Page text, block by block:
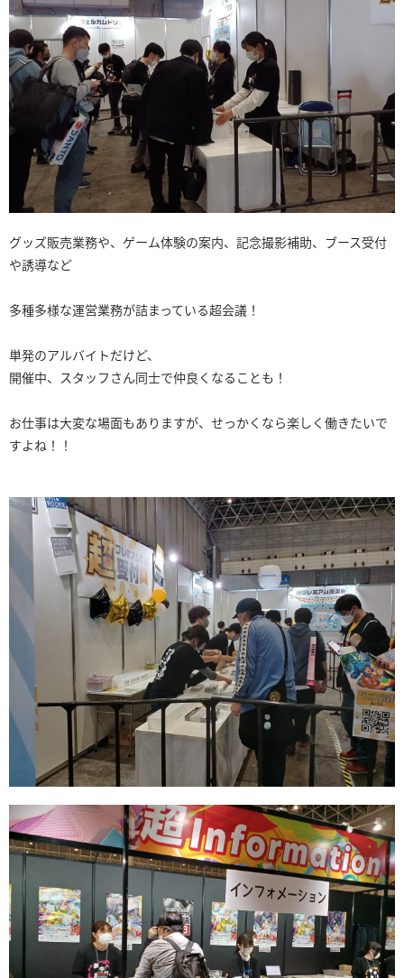
グッズ販売業務や、ゲーム体験の案内、記念撮影補助、ブース受付
や誘導など
多種多様な運営業務が詰まっている超会議！
単発のアルバイトだけど、
開催中、スタッフさん同士で仲良くなることも！
お仕事は大変な場面もありますが、せっかくなら楽しく働きたいで
すよね！！